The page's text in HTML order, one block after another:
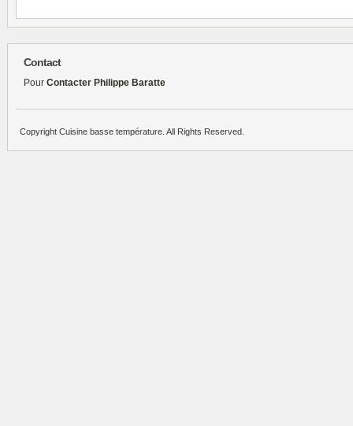
Contact
Pour Contacter Philippe Baratte
Copyright Cuisine basse température. All Rights Reserved.